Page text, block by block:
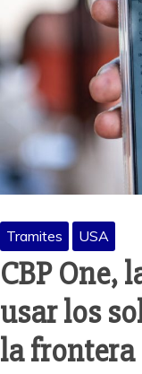
Tramites USA
CBP One,
usar los
la frontera